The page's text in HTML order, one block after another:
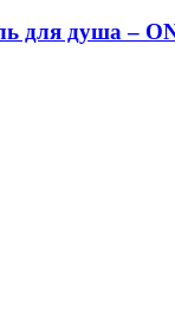
для душа –